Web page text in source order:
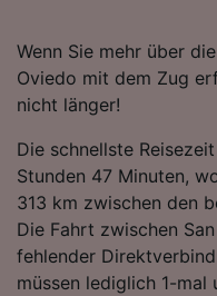
Wenn Sie mehr über
Oviedo mit dem Zug
nicht länger!
Die schnellste
Stunden 47 Minuten,
313 km zwischen den
Die Fahrt zwischen
fehlender
müssen lediglich 1-mal
Liste der Partner